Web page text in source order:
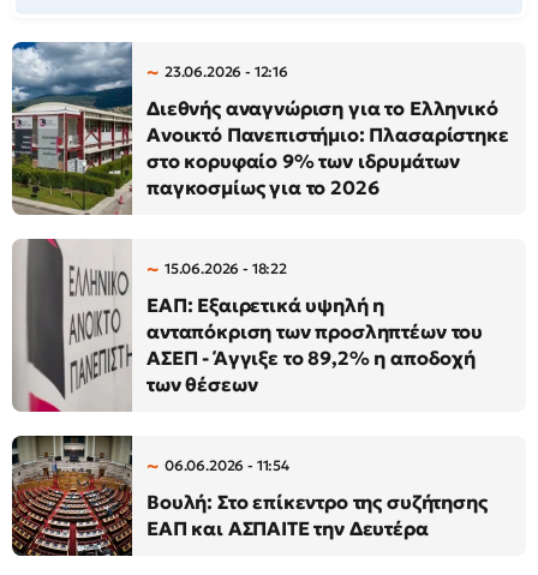
23.06.2026 - 12:16
Διεθνής αναγνώριση για το Ελληνικό
Ανοικτό Πανεπιστήμιο: Πλασαρίστηκε
στο κορυφαίο 9% των ιδρυμάτων
παγκοσμίως για το 2026
15.06.2026 - 18:22
ΕΑΠ: Εξαιρετικά υψηλή η
ανταπόκριση των προσληπτέων του
ΑΣΕΠ - Άγγιξε το 89,2% η αποδοχή
των θέσεων
06.06.2026 - 11:54
Βουλή: Στο επίκεντρο της συζήτησης
ΕΑΠ και ΑΣΠΑΙΤΕ την Δευτέρα